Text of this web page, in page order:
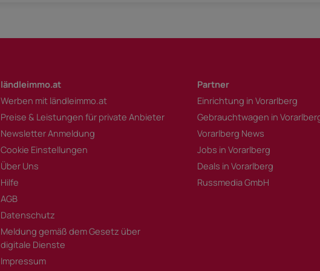
ländleimmo.at
Werben mit ländleimmo.at
Preise & Leistungen für private Anbieter
Newsletter Anmeldung
Cookie Einstellungen
Über Uns
Hilfe
AGB
Datenschutz
Meldung gemäß dem Gesetz über
digitale Dienste
Impressum
Partner
Einrichtung in Vorarlberg
Gebrauchtwagen in
Vorarlberg News
Jobs in Vorarlberg
Deals in Vorarlberg
Russmedia GmbH